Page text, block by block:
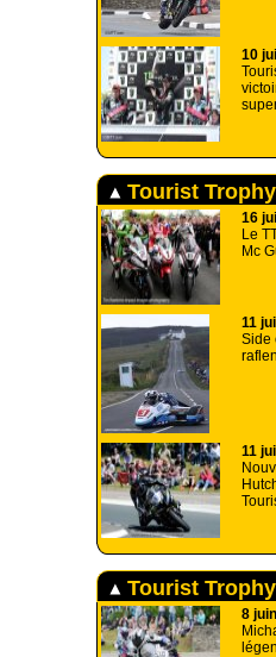
10
Tourist
16
Le
Mc
11
Side
11
Tourist
8